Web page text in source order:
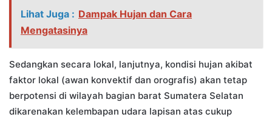
Lihat Juga : Dampak Hujan dan Cara
Mengatasinya
Sedangkan secara lokal, lanjutnya, kondisi hujan akibat
faktor lokal (awan konvektif dan orografis) akan tetap
berpotensi di wilayah bagian barat Sumatera Selatan
dikarenakan kelembapan udara lapisan atas cukup